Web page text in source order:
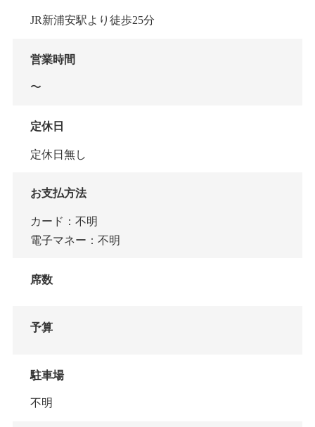
JR新浦安駅より徒歩25分
営業時間
〜
定休日
定休日無し
お支払方法
カード：不明
電子マネー：不明
席数
予算
駐車場
不明